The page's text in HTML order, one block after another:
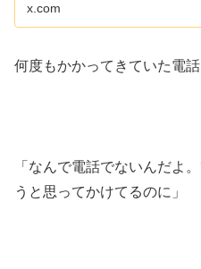
x.com
何度もかかってきていた電
「なんで電話でないんだよ
うと思ってかけてるのに」